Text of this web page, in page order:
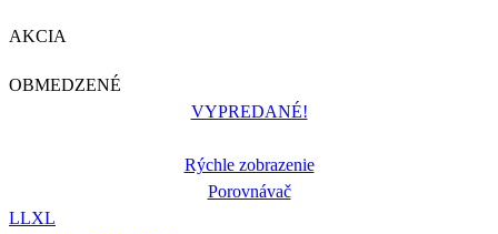
AKCIA
OBMEDZENÉ
VYPREDANÉ!
Rýchle zobrazenie
Porovnávač
LLXL